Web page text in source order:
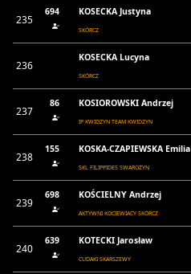
235
694 KOSECKA Justyna
SKÓRCZ
236
KOSECKA Lucyna
SKÓRCZ
237
86 KOSIOROWSKI Andrzej
IP KWIDZYN TEAM KWIDZYN
238
155 KOSKA-CZAPIEWSKA Emilia
SKL FILIPPIDES SWAROŻYN
239
698 KOŚCIELNY Andrzej
AKTYWNI KOCIEWIACY SKÓRCZ
240
639 KOTECKI Jarosław
CUDAKI SKARSZEWY